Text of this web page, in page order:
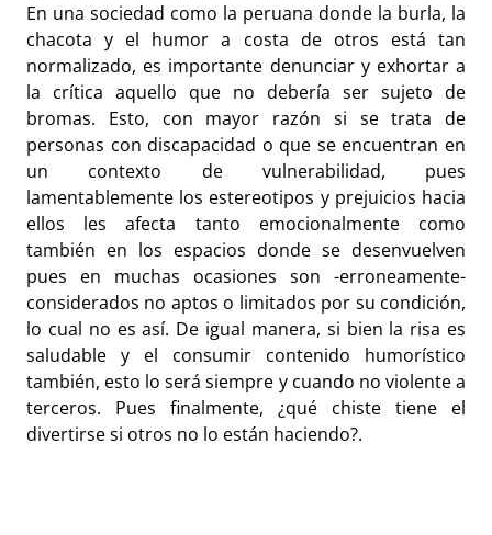
En una sociedad como la peruana donde la burla, la
chacota y el humor a costa de otros está tan
normalizado, es importante denunciar y exhortar a
la crítica aquello que no debería ser sujeto de
bromas. Esto, con mayor razón si se trata de
personas con discapacidad o que se encuentran en
un contexto de vulnerabilidad, pues
lamentablemente los estereotipos y prejuicios hacia
ellos les afecta tanto emocionalmente como
también en los espacios donde se desenvuelven
pues en muchas ocasiones son -erroneamente-
considerados no aptos o limitados por su condición,
lo cual no es así. De igual manera, si bien la risa es
saludable y el consumir contenido humorístico
también, esto lo será siempre y cuando no violente a
terceros. Pues finalmente, ¿qué chiste tiene el
divertirse si otros no lo están haciendo?.